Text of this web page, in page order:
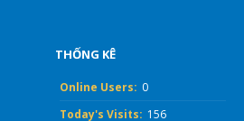
THỐNG KÊ
Online Users: 0
Today's Visits: 156